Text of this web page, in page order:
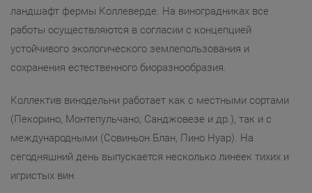
ландшафт фермы Коллеверде. На виноградниках все
работы осуществляются в согласии с концепцией
устойчивого экологического землепользования и
сохранения естественного биоразнообразия.
Коллектив винодельни работает как с местными сортами
(Пекорино, Монтепульчано, Санджовезе и др.), так и с
международными (Совиньон Блан, Пино Нуар). На
сегодняшний день выпускается несколько линеек тихих и
игристых вин.